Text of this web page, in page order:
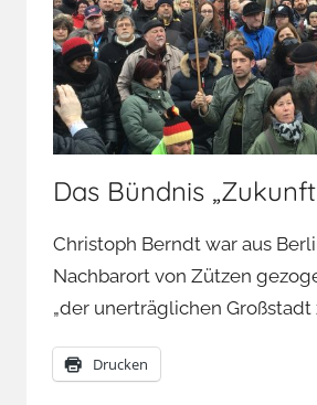
Das Bündnis
Christoph Berndt war aus
Nachbarort von Zützen
„der unerträglichen
Drucken